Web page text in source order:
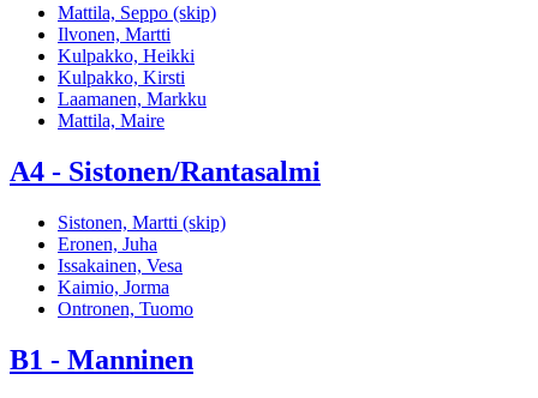
Mattila, Seppo (skip)
Ilvonen, Martti
Kulpakko, Heikki
Kulpakko, Kirsti
Laamanen, Markku
Mattila, Maire
A4 - Sistonen/Rantasalmi
Sistonen, Martti (skip)
Eronen, Juha
Issakainen, Vesa
Kaimio, Jorma
Ontronen, Tuomo
B1 - Manninen